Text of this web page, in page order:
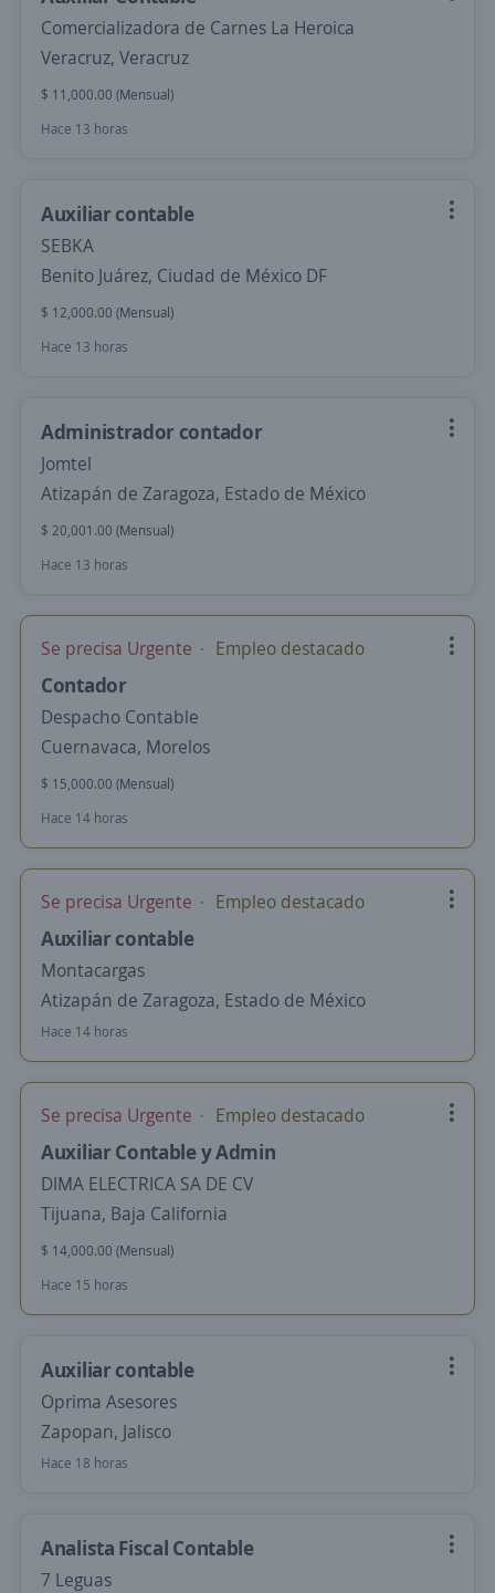
Comercializadora de Carnes La Heroica
Veracruz, Veracruz
$ 11,000.00 (Mensual)
Hace 13 horas
Auxiliar contable
SEBKA
Benito Juárez, Ciudad de México DF
$ 12,000.00 (Mensual)
Hace 13 horas
Administrador contador
Jomtel
Atizapán de Zaragoza, Estado de México
$ 20,001.00 (Mensual)
Hace 13 horas
Se precisa Urgente Empleo destacado
Contador
Despacho Contable
Cuernavaca, Morelos
$ 15,000.00 (Mensual)
Hace 14 horas
Se precisa Urgente Empleo destacado
Auxiliar contable
Montacargas
Atizapán de Zaragoza, Estado de México
Hace 14 horas
Se precisa Urgente Empleo destacado
Auxiliar Contable y Admin
DIMA ELECTRICA SA DE CV
Tijuana, Baja California
$ 14,000.00 (Mensual)
Hace 15 horas
Auxiliar contable
Oprima Asesores
Zapopan, Jalisco
Hace 18 horas
Analista Fiscal Contable
7 Leguas